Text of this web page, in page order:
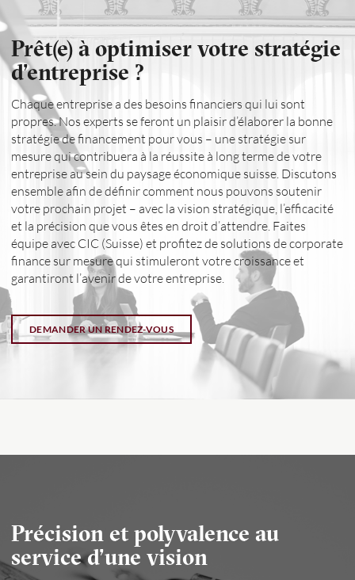
Prêt(e) à optimiser votre stratégie
d’entreprise ?
Chaque entreprise a des besoins financiers qui lui sont
propres. Nos experts se feront un plaisir d’élaborer la bonne
stratégie de financement pour vous – une stratégie sur
mesure qui contribuera à la réussite à long terme de votre
entreprise au sein du paysage économique suisse. Discutons
ensemble afin de définir comment nous pouvons soutenir
votre prochain projet – avec la vision stratégique, l’efficacité
et la précision que vous êtes en droit d’attendre. Faites
équipe avec CIC (Suisse) et profitez de solutions de corporate
finance sur mesure qui stimuleront votre croissance et
garantiront l’avenir de votre entreprise.
DEMANDER UN RENDEZ-VOUS
Précision et polyvalence au
service d’une vision